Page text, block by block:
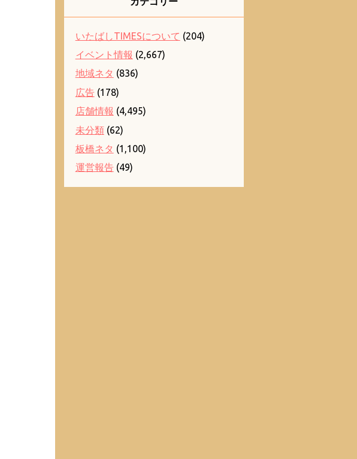
いたばしTIMESについて (204)
イベント情報 (2,667)
地域ネタ (836)
広告(178)
店舗情報 (4,495)
未分類(62)
板橋ネタ (1,100)
運営報告(49)